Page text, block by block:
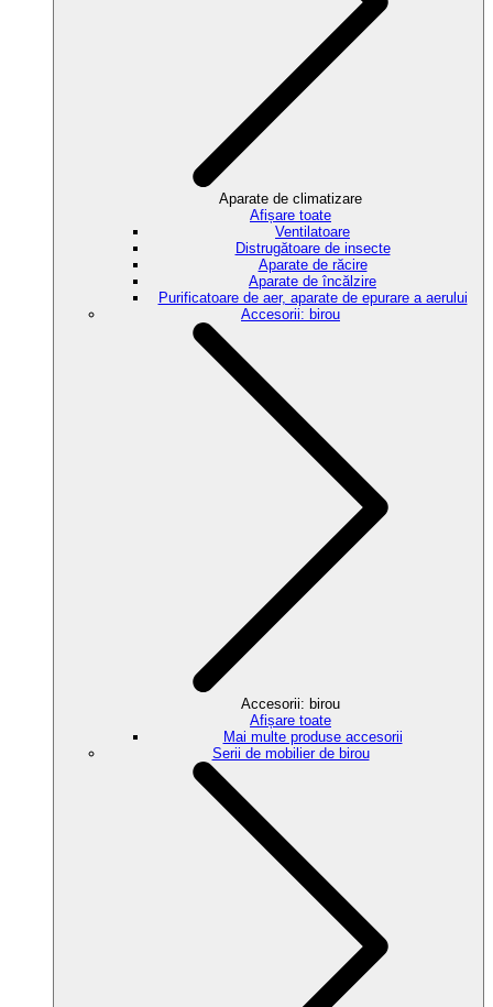
Aparate de climatizare
Afișare toate
Ventilatoare
Distrugătoare de insecte
Aparate de răcire
Aparate de încălzire
Purificatoare de aer, aparate de epurare a aerului
Accesorii: birou
Accesorii: birou
Afișare toate
Mai multe produse accesorii
Serii de mobilier de birou